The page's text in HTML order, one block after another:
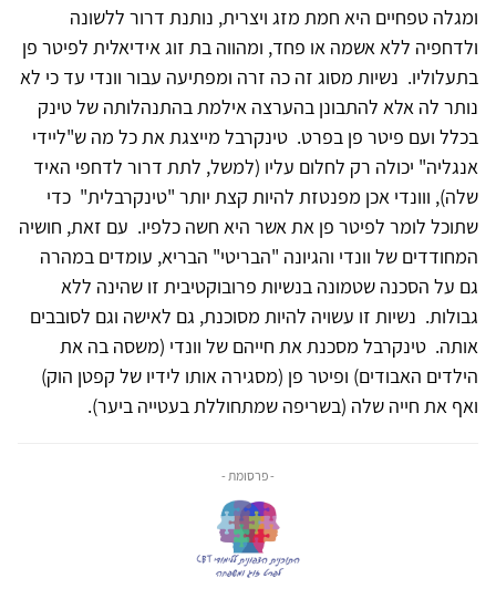
ומגלה טפחיים היא חמת מזג ויצרית, נותנת דרור ללשונה
ולדחפיה ללא אשמה או פחד, ומהווה בת זוג אידיאלית לפיטר פן
בתעלוליו. נשיות מסוג זה כה זרה ומפתיעה עבור וונדי עד כי לא
נותר לה אלא להתבונן בהערצה אילמת בהתנהלותה של טינק
בכלל ועם פיטר פן בפרט. טינקרבל מייצגת את כל מה ש"ליידי
אנגליה" יכולה רק לחלום עליו (למשל, לתת דרור לדחפי האיד
שלה), ווונדי אכן מפנטזת להיות קצת יותר "טינקרבלית" כדי
שתוכל לומר לפיטר פן את אשר היא חשה כלפיו. עם זאת, חושיה
המחודדים של וונדי והגיונה "הבריטי" הבריא, עומדים במהרה
גם על הסכנה שטמונה בנשיות פרובוקטיבית זו שהינה ללא
גבולות. נשיות זו עשויה להיות מסוכנת, גם לאישה וגם לסובבים
אותה. טינקרבל מסכנת את חייהם של וונדי (משסה בה את
הילדים האבודים) ופיטר פן (מסגירה אותו לידיו של קפטן הוק)
ואף את חייה שלה (בשריפה שמתחוללת בעטייה ביער).
- פרסומת -